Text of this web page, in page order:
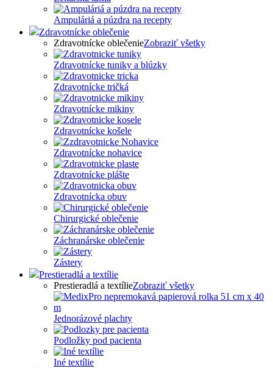
Ampuláriá a púzdra na recepty
Zdravotnícke oblečenie
Zdravotnícke oblečenieZobraziť všetky
Zdravotnícke tuniky a blúzky
Zdravotnícke tričká
Zdravotnícke mikiny
Zdravotnícke košele
Zdravotnícke nohavice
Zdravotnícke plášte
Zdravotnícka obuv
Chirurgické oblečenie
Záchranárske oblečenie
Zástery
Prestieradlá a textílie
Prestieradlá a textílieZobraziť všetky
Jednorázové plachty
Podložky pod pacienta
Iné textílie